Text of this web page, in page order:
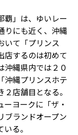
」は、ゆいレー
りにも近く、沖縄
いて「プリンス
するのは初めて
沖縄県内では２０
沖縄プリンスホテ
店舗目となる。
ヨークに「ザ・
ランドオープン
る。